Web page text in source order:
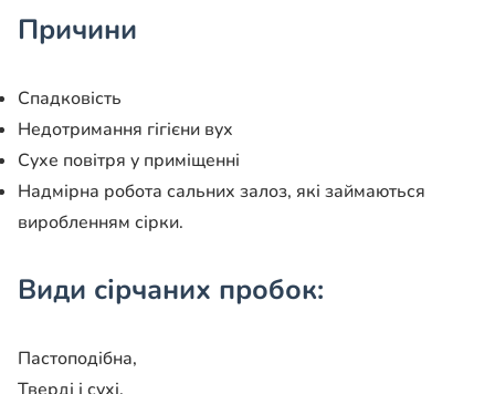
Причини
Спадковість
Недотримання гігієни вух
Сухе повітря у приміщенні
Надмірна робота сальних залоз, які займаються
виробленням сірки.
Види сірчаних пробок:
Пастоподібна,